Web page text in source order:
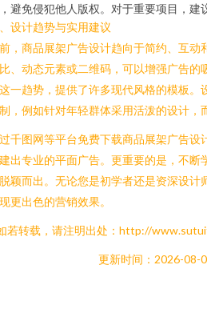
避免侵犯他人版权。对于重要项目，建
设计趋势与实用建议
，商品展架广告设计趋向于简约、互动
、动态元素或二维码，可以增强广告的
一趋势，提供了许多现代风格的模板。
，例如针对年轻群体采用活泼的设计，
千图网等平台免费下载商品展架广告设
出专业的平面广告。更重要的是，不断
颖而出。无论您是初学者还是资深设计
更出色的营销效果。
若转载，请注明出处：http://
更新时间：2026-08-